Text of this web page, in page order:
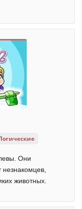
Они
животных.